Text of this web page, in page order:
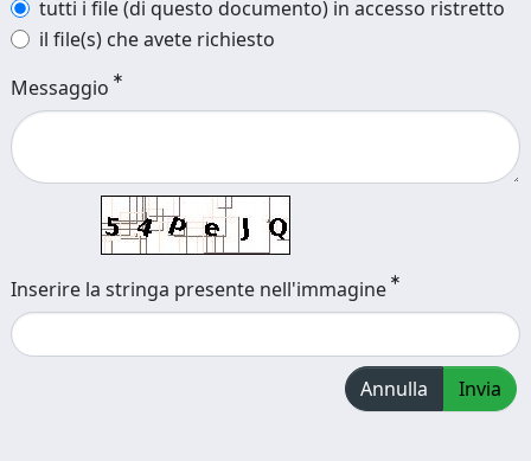
tutti i file (di questo documento) in accesso ristretto
il file(s) che avete richiesto
Messaggio
Inserire la stringa presente nell'immagine
Annulla Invia